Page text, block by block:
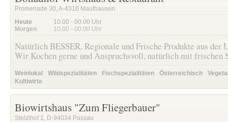
Promenade 30, A-4310 Mauthausen
Heute
Morgen
10.00 - 00.00 Uhr
10.00 - 00.00 Uhr
Natürlich BESSER, Regionale und Frische Produkte aus der
Wir Kochen gerne und Anspruchsvoll, natürlich mit frischen
Weinlokal Wildspezialitäten Fischspezialitäten Österreichisch
Kultiwirte
Biowirtshaus "Zum Fliegerbauer"
Stelzlhof 1, D-94034 Passau